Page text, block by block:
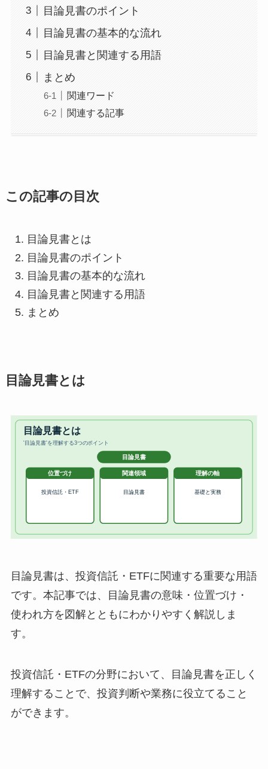
目論見書のポイント
目論見書の基本的な流れ
目論見書と関連する用語
まとめ
関連ワード
関連する記事
この記事の目次
目論見書とは
目論見書のポイント
目論見書の基本的な流れ
目論見書と関連する用語
まとめ
目論見書とは
目論見書は、投資信託・ETFに関連する重要な用語
です。本記事では、目論見書の意味・位置づけ・
使われ方を図解とともにわかりやすく解説しま
す。
投資信託・ETFの分野において、目論見書を正しく
理解することで、投資判断や業務に役立てること
ができます。